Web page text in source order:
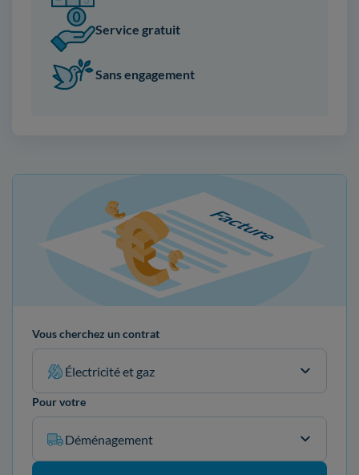
Service gratuit
Sans engagement
Vous cherchez un contrat
Électricité et gaz
Pour votre
Déménagement